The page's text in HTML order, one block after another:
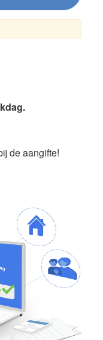
de aangifte!